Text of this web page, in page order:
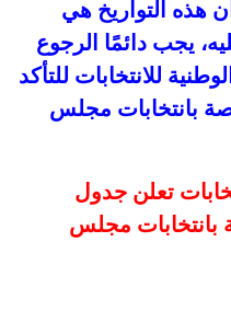
هذه التواريخ هي
يجب دائمًا الرجوع
للانتخابات للتأكد
بانتخابات مجلس
تعلن جدول
بانتخابات مجلس